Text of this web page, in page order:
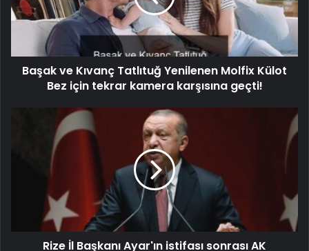
Başak ve Kıvanç Tatlıtuğ Yenilenen Molfix Külot
Bez için tekrar kamera karşısına geçti!
Rize İl Başkanı Ayar'ın istifası sonrası AK